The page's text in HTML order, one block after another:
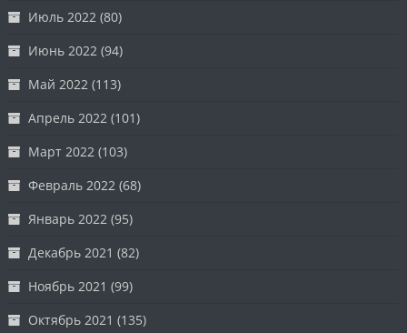
Июль 2022 (80)
Июнь 2022 (94)
Май 2022 (113)
Апрель 2022 (101)
Март 2022 (103)
Февраль 2022 (68)
Январь 2022 (95)
Декабрь 2021 (82)
Ноябрь 2021 (99)
Октябрь 2021 (135)